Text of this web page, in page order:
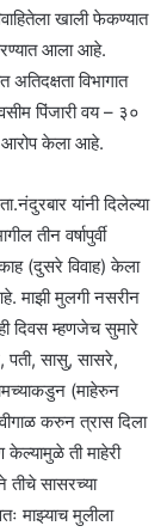
खाली फेकण्यात
आला आहे.
अतिदक्षता विभागात
पिंजारी वय – ३०
आरोप केला आहे.
यांनी दिलेल्या
तीन वर्षापुर्वी
(दुसरे विवाह) केला
माझी मुलगी नसरीन
दिवस म्हणजेच सुमारे
पती, सासु, सासरे,
(माहेरुन
करुन त्रास दिला
ती माहेरी
तीचे सासरच्या
माझ्याच मुलीला